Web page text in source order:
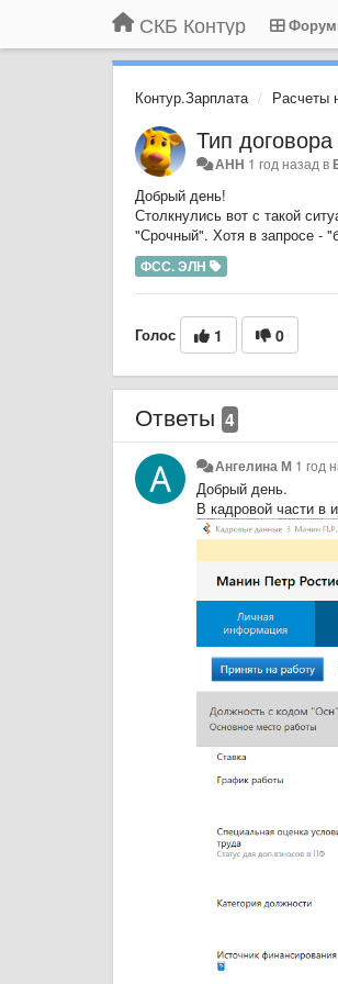
СКБ Контур
Контур.Зарплата Расчеты
Тип
АНН 1 год назад в
Добрый день!
Столкнулись вот с такой
"Срочный". Хотя в запросе -
ФСС. ЭЛН
Голос 1 0
Ответы 4
Ангелина М 1 год
Добрый день.
В кадровой части в